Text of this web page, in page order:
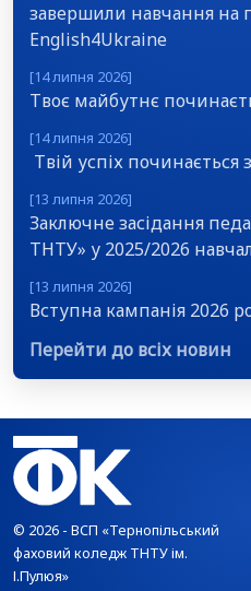
завершили навчання на
English4Ukraine
[14 липня 2026]
Твоє майбутнє
[14 липня 2026]
Твій успіх починається
[13 липня 2026]
Заключне засідання
ТНТУ» у 2025/2026
[13 липня 2026]
Вступна кампанія 2026
Перейти до всіх новин
© 2026 - ВСП «Тернопільський
фаховий коледж ТНТУ ім.
І.Пулюя»